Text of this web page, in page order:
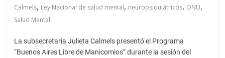
Calmels, Ley Nacional de salud mental, neuropsiquiátricos, ONU,
Salud Mental
La subsecretaria Julieta Calmels presentó el Programa
“Buenos Aires Libre de Manicomios” durante la sesión del